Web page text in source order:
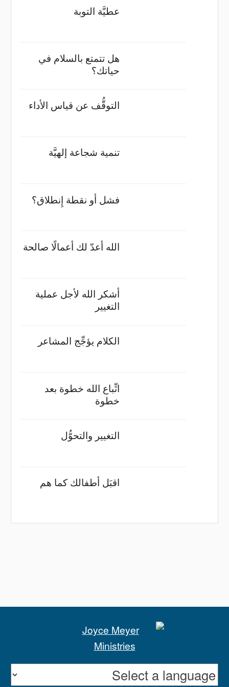
عطيَّة التوبة
هل تتمتع بالسلام في
حياتك؟
التوقُّف عن قياس الأداء
تنمية شجاعة إلهيَّة
فشل أو نقطة إِنطلاق؟
الله أعدّ لك أعمالًا صالحة
أشكر الله لأجل عملية
التغيير
الكلام يؤجِّج المشاعر
اتِّباع الله خطوة بعد
خطوة
التغيير والتحوُّل
اقبَل أطفالك كما هم